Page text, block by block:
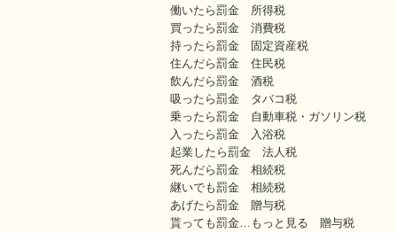
働いたら罰金 所得税
買ったら罰金 消費税
持ったら罰金 固定資産税
住んだら罰金 住民税
飲んだら罰金 酒税
吸ったら罰金 タバコ税
乗ったら罰金 自動車税・ガソリン税
入ったら罰金 入浴税
起業したら罰金 法人税
死んだら罰金 相続税
継いでも罰金 相続税
あげたら罰金 贈与税
貰っても罰金…もっと見る 贈与税